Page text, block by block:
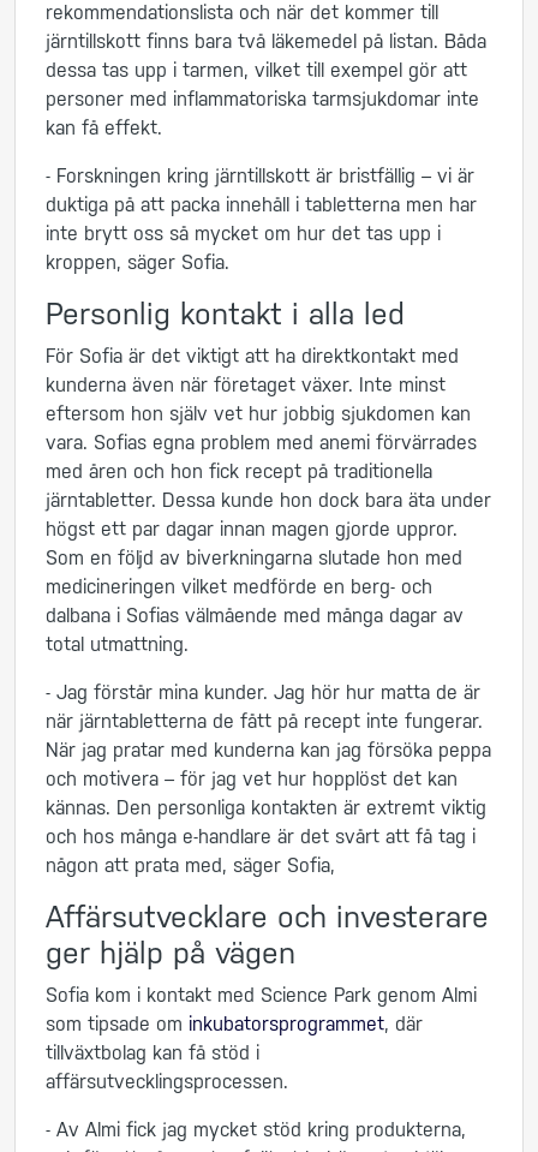
rekommendationslista och när det kommer till
järntillskott finns bara två läkemedel på listan. Båda
dessa tas upp i tarmen, vilket till exempel gör att
personer med inflammatoriska tarmsjukdomar inte
kan få effekt.
- Forskningen kring järntillskott är bristfällig – vi är
duktiga på att packa innehåll i tabletterna men har
inte brytt oss så mycket om hur det tas upp i
kroppen, säger Sofia.
Personlig kontakt i alla led
För Sofia är det viktigt att ha direktkontakt med
kunderna även när företaget växer. Inte minst
eftersom hon själv vet hur jobbig sjukdomen kan
vara. Sofias egna problem med anemi förvärrades
med åren och hon fick recept på traditionella
järntabletter. Dessa kunde hon dock bara äta under
högst ett par dagar innan magen gjorde uppror.
Som en följd av biverkningarna slutade hon med
medicineringen vilket medförde en berg- och
dalbana i Sofias välmående med många dagar av
total utmattning.
- Jag förstår mina kunder. Jag hör hur matta de är
när järntabletterna de fått på recept inte fungerar.
När jag pratar med kunderna kan jag försöka peppa
och motivera – för jag vet hur hopplöst det kan
kännas. Den personliga kontakten är extremt viktig
och hos många e-handlare är det svårt att få tag i
någon att prata med, säger Sofia,
Affärsutvecklare och investerare
ger hjälp på vägen
Sofia kom i kontakt med Science Park genom Almi
som tipsade om inkubatorsprogrammet, där
tillväxtbolag kan få stöd i
affärsutvecklingsprocessen.
- Av Almi fick jag mycket stöd kring produkterna,